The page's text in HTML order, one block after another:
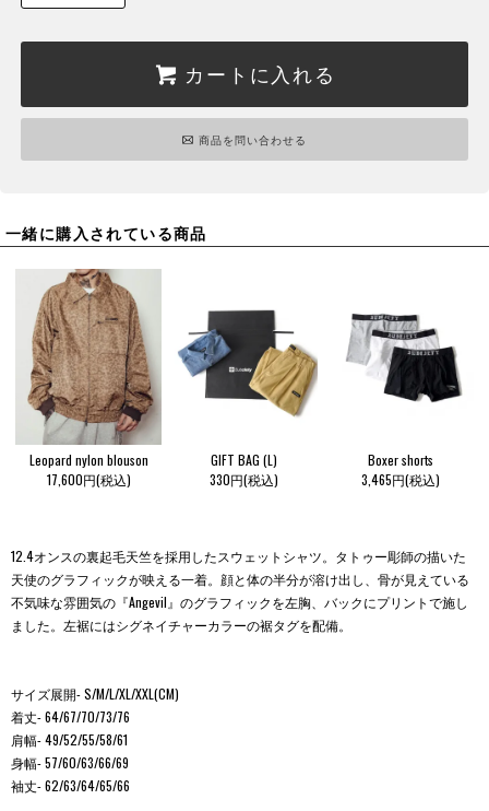
カートに入れる
商品を問い合わせる
一緒に購入されている商品
Leopard nylon blouson
17,600円(税込)
GIFT BAG (L)
330円(税込)
Boxer shorts
3,465円(税込)
12.4オンスの裏起毛天竺を採用したスウェットシャツ。タトゥー彫師の描いた
天使のグラフィックが映える一着。顔と体の半分が溶け出し、骨が見えている
不気味な雰囲気の『Angevil』のグラフィックを左胸、バックにプリントで施し
ました。左裾にはシグネイチャーカラーの裾タグを配備。
サイズ展開- S/M/L/XL/XXL(CM)
着丈- 64/67/70/73/76
肩幅- 49/52/55/58/61
身幅- 57/60/63/66/69
袖丈- 62/63/64/65/66